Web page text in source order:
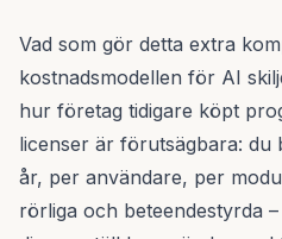
Vad som gör detta extra
kostnadsmodellen för AI
hur företag tidigare köpt
licenser är förutsägbara:
år, per användare, per
rörliga och beteendestyrda